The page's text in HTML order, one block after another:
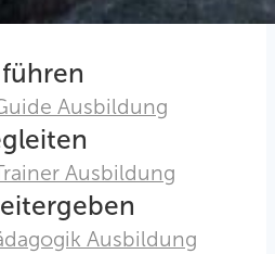
Ausbildung
Ausbildung
Ausbildung